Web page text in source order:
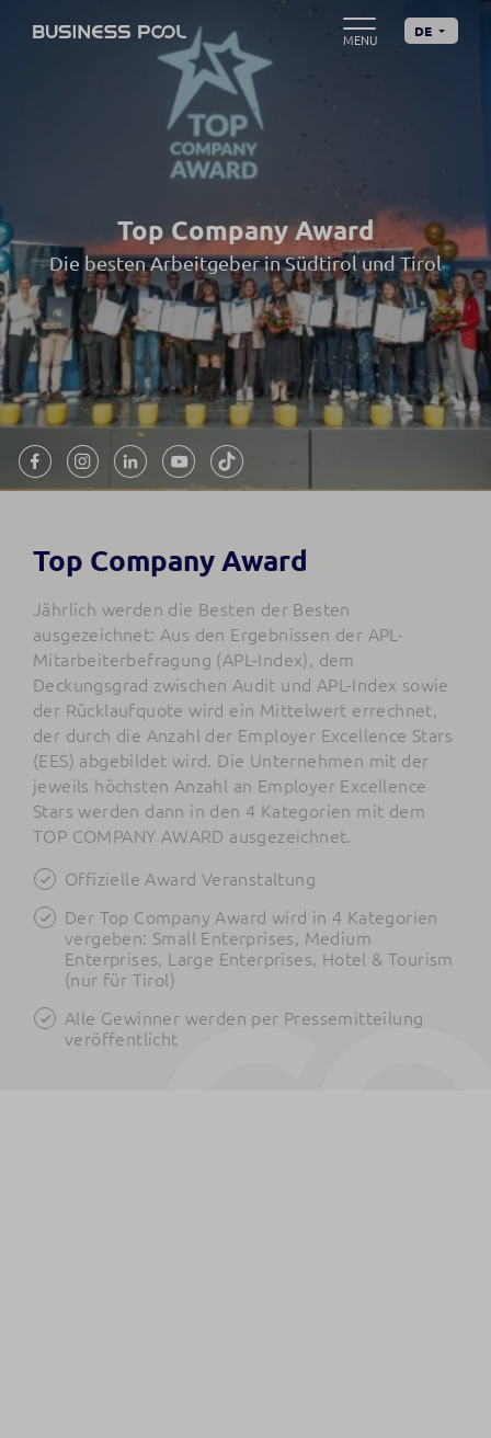
DE
Top Company Award
Die besten Arbeitgeber in Südtirol und Tirol
Top Company Award
Jährlich werden die Besten der Besten
ausgezeichnet: Aus den Ergebnissen der APL-
Mitarbeiterbefragung (APL-Index), dem
Deckungsgrad zwischen Audit und APL-Index sowie
der Rücklaufquote wird ein Mittelwert errechnet,
der durch die Anzahl der Employer Excellence Stars
(EES) abgebildet wird. Die Unternehmen mit der
jeweils höchsten Anzahl an Employer Excellence
Stars werden dann in den 4 Kategorien mit dem
TOP COMPANY AWARD ausgezeichnet.
Offizielle Award Veranstaltung
Der Top Company Award wird in 4 Kategorien
vergeben: Small Enterprises, Medium
Enterprises, Large Enterprises, Hotel & Tourism
(nur für Tirol)
Alle Gewinner werden per Pressemitteilung
veröffentlicht